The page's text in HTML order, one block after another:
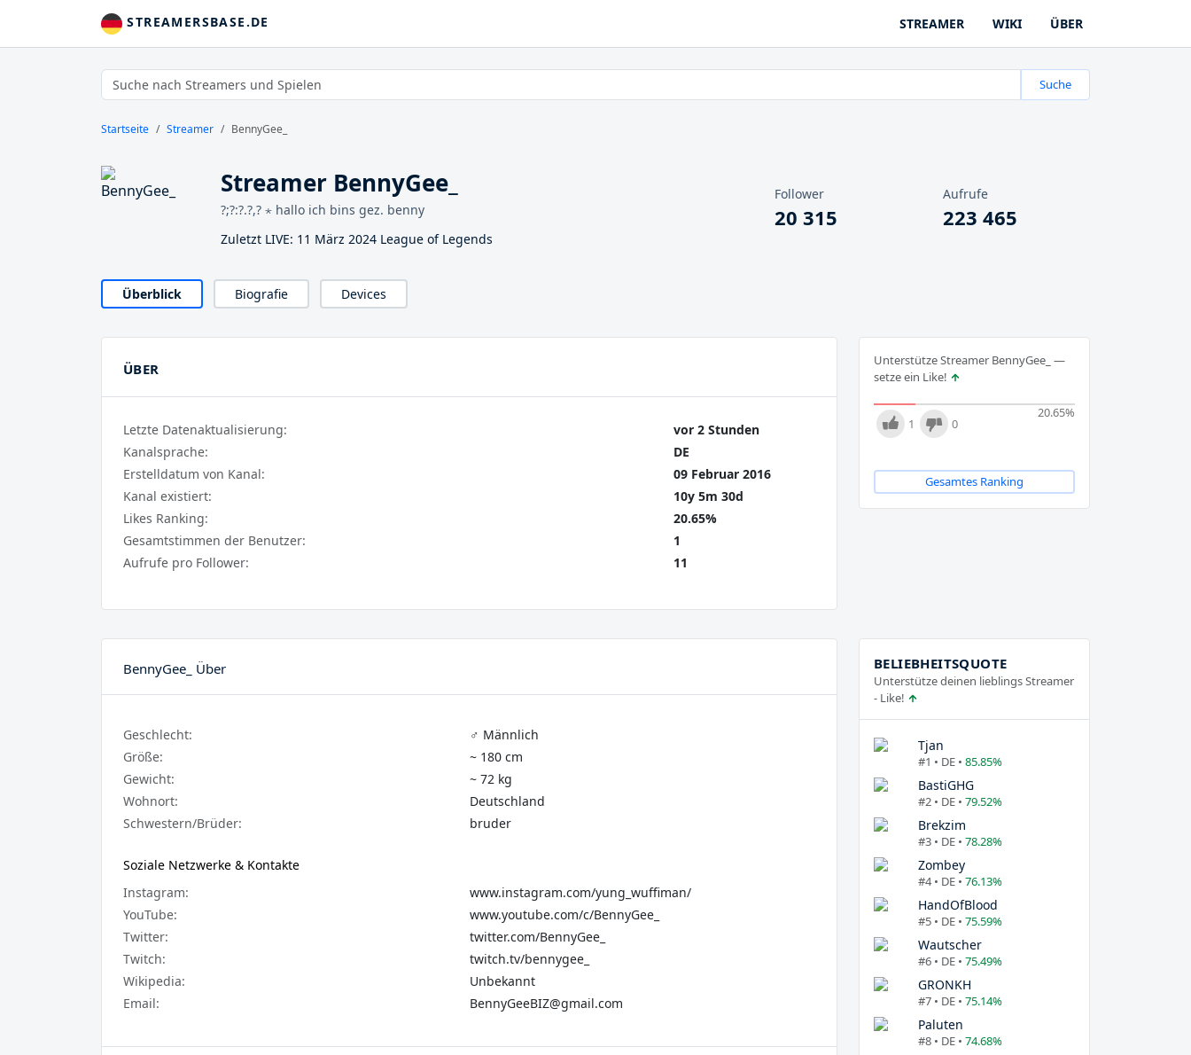
STREAMERSBASE.DE STREAMER WIKI ÜBER
Suche
Startseite Streamer BennyGee_
Streamer BennyGee_
?;?:?.?,? ⋆ hallo ich bins gez. benny
Zuletzt LIVE: 11 März 2024 League of Legends
Follower
20 315
Aufrufe
223 465
Überblick Biografie Devices
Unterstütze Streamer BennyGee_ —
setze ein Like!
20.65%
1 0
Gesamtes Ranking
ÜBER
Letzte Datenaktualisierung:
vor 2 Stunden
Kanalsprache:
DE
Erstelldatum von Kanal:
09 Februar 2016
Kanal existiert:
10y 5m 30d
Likes Ranking:
20.65%
Gesamtstimmen der Benutzer:
1
Aufrufe pro Follower:
11
BennyGee_ Über
Geschlecht:
♂️ Männlich
Größe:
~ 180 cm
Gewicht:
~ 72 kg
Wohnort:
Deutschland
Schwestern/Brüder:
bruder
Soziale Netzwerke & Kontakte
Instagram:
www.instagram.com/yung_wuffiman/
YouTube:
www.youtube.com/c/BennyGee_
Twitter:
twitter.com/BennyGee_
Twitch:
twitch.tv/bennygee_
Wikipedia:
Unbekannt
Email:
BennyGeeBIZ@gmail.com
BELIEBHEITSQUOTE
Unterstütze deinen lieblings Streamer
- Like!
Tjan
#1 • DE • 85.85%
BastiGHG
#2 • DE • 79.52%
Brekzim
#3 • DE • 78.28%
Zombey
#4 • DE • 76.13%
HandOfBlood
#5 • DE • 75.59%
Wautscher
#6 • DE • 75.49%
GRONKH
#7 • DE • 75.14%
Paluten
#8 • DE • 74.68%